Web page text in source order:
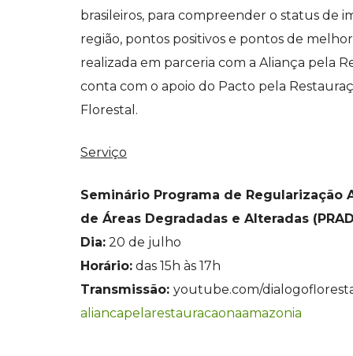
brasileiros, para compreender o status de
região, pontos positivos e pontos de
realizada em parceria com a Aliança pela
conta com o apoio do Pacto pela
Florestal.
Serviço
Seminário Programa de Regularização
de Áreas Degradadas e Alteradas
Dia: 20 de julho
Horário: das 15h às 17h
Transmissão: youtube.com/
aliancapelarestauracaonaamazonia